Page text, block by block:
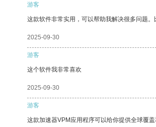
游客
这款软件非常实用，可以帮助我解决很多问题
2025-09-30
游客
这个软件我非常喜欢
2025-09-30
游客
这款加速器VPM应用程序可以给你提供全球覆盖